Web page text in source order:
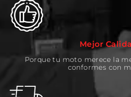
Mejor
Porque tu moto merece la
conformes con